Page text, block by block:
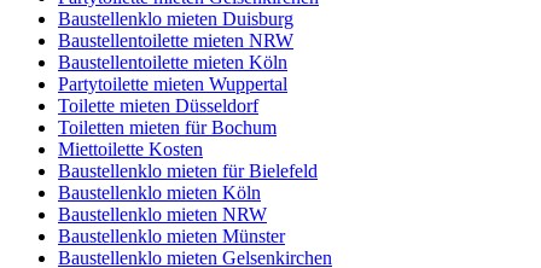
Baustellenklo mieten Duisburg
Baustellentoilette mieten NRW
Baustellentoilette mieten Köln
Partytoilette mieten Wuppertal
Toilette mieten Düsseldorf
Toiletten mieten für Bochum
Miettoilette Kosten
Baustellenklo mieten für Bielefeld
Baustellenklo mieten Köln
Baustellenklo mieten NRW
Baustellenklo mieten Münster
Baustellenklo mieten Gelsenkirchen